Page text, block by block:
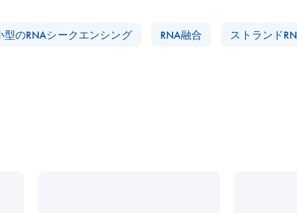
型のRNAシークエンシング RNA融合 ストランド